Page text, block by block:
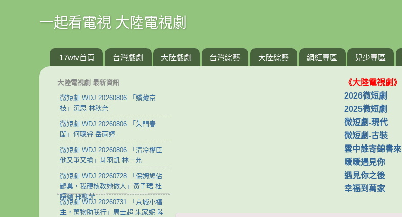
一起看電視 大陸電視劇
17wtv首頁 台灣戲劇 大陸戲劇 台灣綜藝 大陸綜藝 網紅專區 兒少專區
《大陸電視劇》
2026微短劇
2025微短劇
微短劇-現代
微短劇-古裝
雲中誰寄錦書來
暖暖遇見你
遇見你之後
幸福到萬家
大陸電視劇 最新資訊
微短劇 WDJ 20260806 「嬌藏京
枝」沉思 林秋奈
微短劇 WDJ 20260806 「朱門春
閨」何聰睿 岳雨婷
微短劇 WDJ 20260806 「清冷權臣
他又爭又搶」肖羽凱 林一允
微短劇 WDJ 20260728 「保姆鳩佔
鵲巢，我硬核教她做人」黃子珺 杜
語嫣 邢銣菲
微短劇 WDJ 20260731 「京城小福
主，萬物助我行」周士超 朱家妮 陸